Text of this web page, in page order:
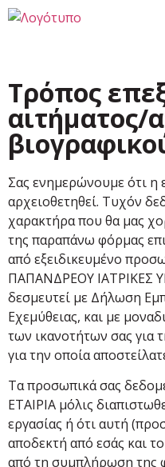
Τρόπος
αιτήματος/
Σας ενημερώνουμε ότι η
αρχειοθετηθεί. Τυχόν
χαρακτήρα που θα μας
της παραπάνω φόρμας
από εξειδικευμένο
ΠΑΠΑΝΔΡΕΟΥ ΙΑΤΡΙΚΕΣ
δεσμευτεί με Δήλωση
Εχεμύθειας, και με
των ικανοτήτων σας για
για την οποία
Τα προσωπικά σας
ΕΤΑΙΡΙΑ μόλις
εργασίας ή ότι αυτή
αποδεκτή από εσάς και
από τη συμπλήρωση της